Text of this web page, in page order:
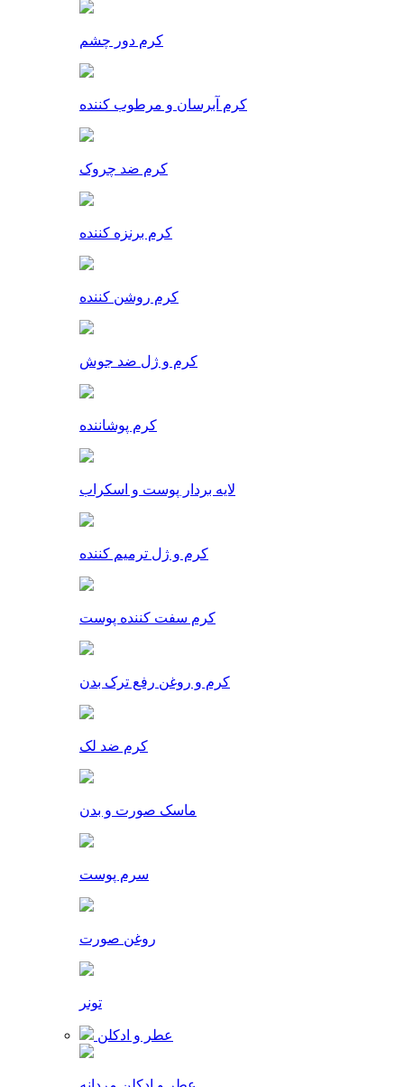
کرم دور چشم
کرم آبرسان و مرطوب کننده
کرم ضد چروک
کرم برنزه کننده
کرم روشن کننده
کرم و ژل ضد جوش
کرم پوشاننده
لایه بردار پوست و اسکراب
کرم و ژل ترمیم کننده
کرم سفت کننده پوست
کرم و روغن رفع ترک بدن
کرم ضد لک
ماسک صورت و بدن
سرم پوست
روغن صورت
تونر
عطر و ادکلن